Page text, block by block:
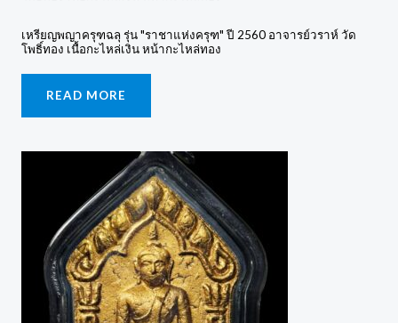
เหรียญพญาครุฑฉลุ รุ่น "ราชาแห่งครุฑ" ปี 2560 อาจารย์วราห์ วัด
โพธิ์ทอง เนื้อกะไหล่เงิน หน้ากะไหล่ทอง
READ MORE